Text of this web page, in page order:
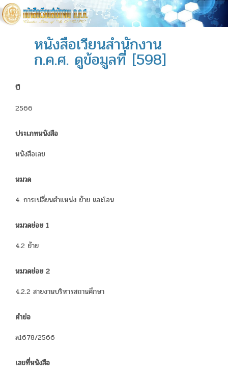
หนังสือเวียนสำนักงาน
ก.ค.ศ. ดูข้อมูลที่ [598]
ปี
2566
ประเภทหนังสือ
หนังสือเลข
หมวด
4. การเปลี่ยนตำแหน่ง ย้าย และโอน
หมวดย่อย 1
4.2 ย้าย
หมวดย่อย 2
4.2.2 สายงานบริหารสถานศึกษา
คำย่อ
ล1678/2566
เลขที่หนังสือ